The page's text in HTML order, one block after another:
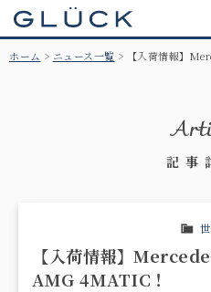
ホーム ニュース一覧 【入荷情報】
記事
【入荷情報】
AMG 4MATIC！